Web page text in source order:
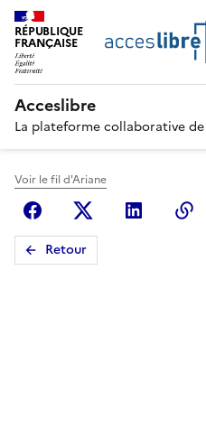
RÉPUBLIQUE
FRANÇAISE
Acceslibre
La plateforme collaborative de
Voir le fil d'Ariane
FacebookX Linkedin
Retour